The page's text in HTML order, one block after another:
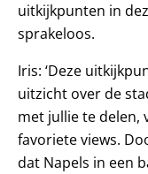
uitkijkpunten in
sprakeloos.
Iris: ‘Deze
uitzicht over de
met jullie te delen,
favoriete views.
dat Napels in een